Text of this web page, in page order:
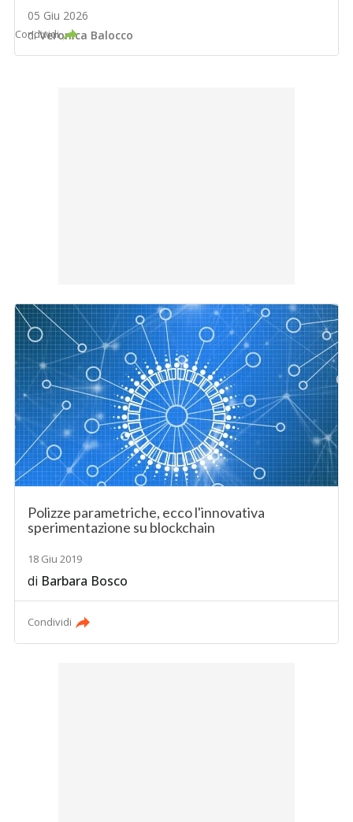
05 Giu 2026
diVeronica Balocco
Condividi
Polizze parametriche, ecco l'innovativa
sperimentazione su blockchain
18 Giu 2019
di Barbara Bosco
Condividi